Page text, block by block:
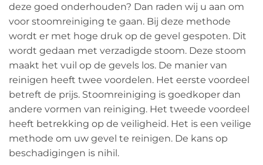
deze goed onderhouden? Dan raden wij u aan om
voor stoomreiniging te gaan. Bij deze methode
wordt er met hoge druk op de gevel gespoten. Dit
wordt gedaan met verzadigde stoom. Deze stoom
maakt het vuil op de gevels los. De manier van
reinigen heeft twee voordelen. Het eerste voordeel
betreft de prijs. Stoomreiniging is goedkoper dan
andere vormen van reiniging. Het tweede voordeel
heeft betrekking op de veiligheid. Het is een veilige
methode om uw gevel te reinigen. De kans op
beschadigingen is nihil.